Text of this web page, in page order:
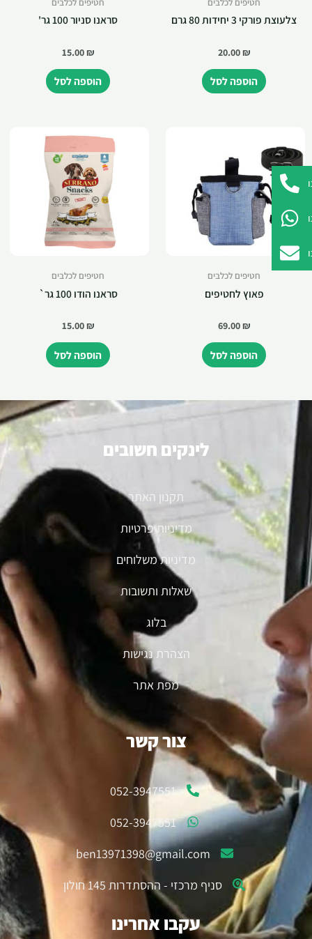
צלעוצת פורקי 3 יחידות 80 גרם
20.00₪
הוספה לסל
סראנו סניור 100 גר'
15.00₪
הוספה לסל
חטיפים לכלבים
פאוץ לחטיפים
69.00₪
הוספה לסל
חטיפים לכלבים
סראנו הודו 100 גר`
15.00₪
הוספה לסל
צור קשר
052-3947551
052-3947551
ben13971398@gmail.com
סניף מרכזי - ההסתדרות 145 חולון
עקבו אחרינו
לינקים חשובים
תקנון האתר
מדיניות פרטיות
מדיניות משלוחים
שאלות ותשובות
בלוג
הצהרת נגישות
מפת אתר